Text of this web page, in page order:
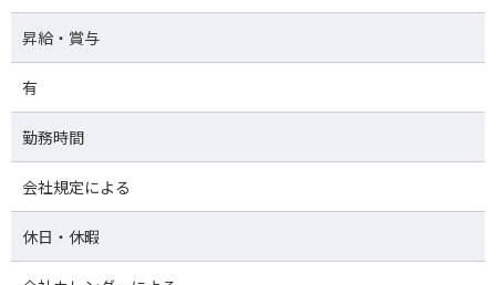
昇給・賞与
有
勤務時間
会社規定による
休日・休暇